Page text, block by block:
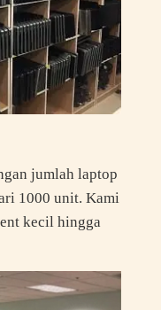
jumlah laptop
1000 unit. Kami
kecil hingga